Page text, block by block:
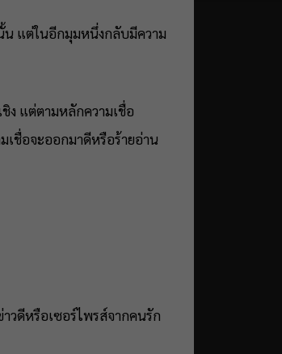
น แต่ในอีกมุมหนึ่งกลับมีความ
ง แต่ตามหลักความเชื่อ
เชื่อจะออกมาดีหรือร้ายอ่าน
วดีหรือเซอร์ไพรส์จากคนรัก